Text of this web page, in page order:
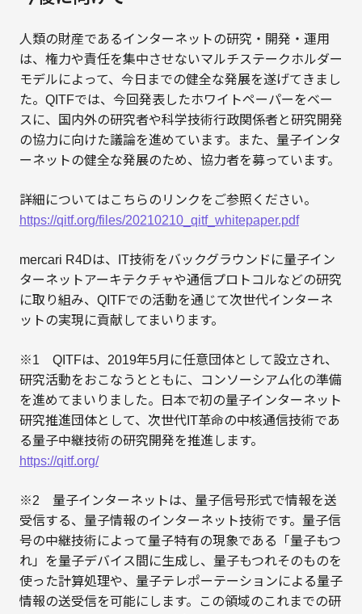
人類の財産であるインターネットの研究・開発・運用
は、権力や責任を集中させないマルチステークホルダー
モデルによって、今日までの健全な発展を遂げてきまし
た。QITFでは、今回発表したホワイトペーパーをベー
スに、国内外の研究者や科学技術行政関係者と研究開発
の協力に向けた議論を進めています。また、量子インタ
ーネットの健全な発展のため、協力者を募っています。
詳細についてはこちらのリンクをご参照ください。
https://qitf.org/files/20210210_qitf_whitepaper.pdf
mercari R4Dは、IT技術をバックグラウンドに量子イン
ターネットアーキテクチャや通信プロトコルなどの研究
に取り組み、QITFでの活動を通じて次世代インターネ
ットの実現に貢献してまいります。
※1 QITFは、2019年5月に任意団体として設立され、
研究活動をおこなうとともに、コンソーシアム化の準備
を進めてまいりました。日本で初の量子インターネット
研究推進団体として、次世代IT革命の中核通信技術であ
る量子中継技術の研究開発を推進します。
https://qitf.org/
※2 量子インターネットは、量子信号形式で情報を送
受信する、量子情報のインターネット技術です。量子信
号の中継技術によって量子特有の現象である「量子もつ
れ」を量子デバイス間に生成し、量子もつれそのものを
使った計算処理や、量子テレポーテーションによる量子
情報の送受信を可能にします。この領域のこれまでの研